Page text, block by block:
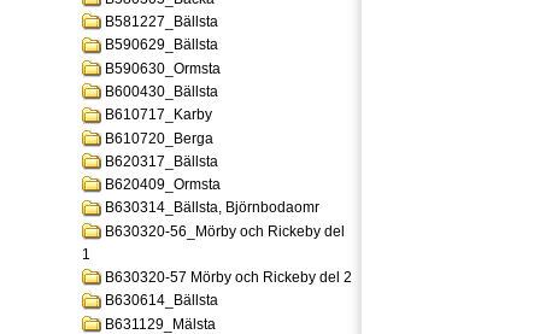
B581227_Bällsta
B590629_Bällsta
B590630_Ormsta
B600430_Bällsta
B610717_Karby
B610720_Berga
B620317_Bällsta
B620409_Ormsta
B630314_Bällsta, Björnbodaomr
B630320-56_Mörby och Rickeby del
1
B630320-57 Mörby och Rickeby del 2
B630614_Bällsta
B631129_Mälsta